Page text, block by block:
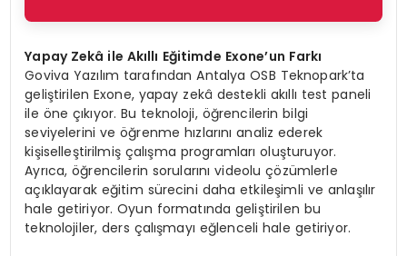
Yapay Zekâ ile Akıllı Eğitimde Exone’un Farkı
Goviva Yazılım tarafından Antalya OSB Teknopark’ta
geliştirilen Exone, yapay zekâ destekli akıllı test paneli
ile öne çıkıyor. Bu teknoloji, öğrencilerin bilgi
seviyelerini ve öğrenme hızlarını analiz ederek
kişiselleştirilmiş çalışma programları oluşturuyor.
Ayrıca, öğrencilerin sorularını videolu çözümlerle
açıklayarak eğitim sürecini daha etkileşimli ve anlaşılır
hale getiriyor. Oyun formatında geliştirilen bu
teknolojiler, ders çalışmayı eğlenceli hale getiriyor.